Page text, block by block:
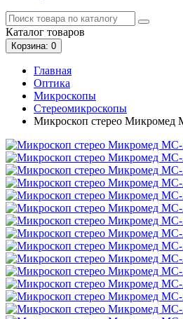
Каталог товаров
Корзина: 0
Главная
Оптика
Микроскопы
Стереомикроскопы
Микроскоп стерео Микромед